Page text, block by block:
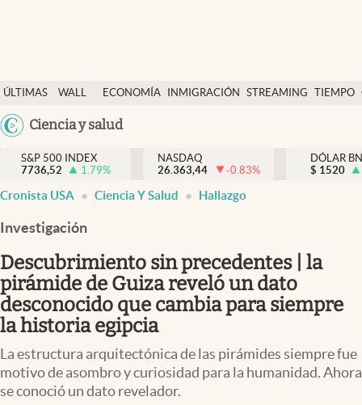
ÚLTIMAS
NOTICIAS
WALL
DÓLAR
ECONOMÍA INMIGRACIÓN STREAMING TIEMPO
México
Ciencia y salud
Finanzas y economía
Wall Street y dólar
Inmigración
Espiritual
Streaming
Lifestyle
S&P 500 INDEX
7736,52
1.79%
NASDAQ
26.363,44
-0.83%
DÓLAR
$ 1520
Cronista USA Ciencia Y Salud Hallazgo
Investigación
Descubrimiento sin precedentes | la
pirámide de Guiza reveló un dato
desconocido que cambia para siempre
la historia egipcia
La estructura arquitectónica de las pirámides siempre fue
motivo de asombro y curiosidad para la humanidad. Ahora
se conoció un dato revelador.